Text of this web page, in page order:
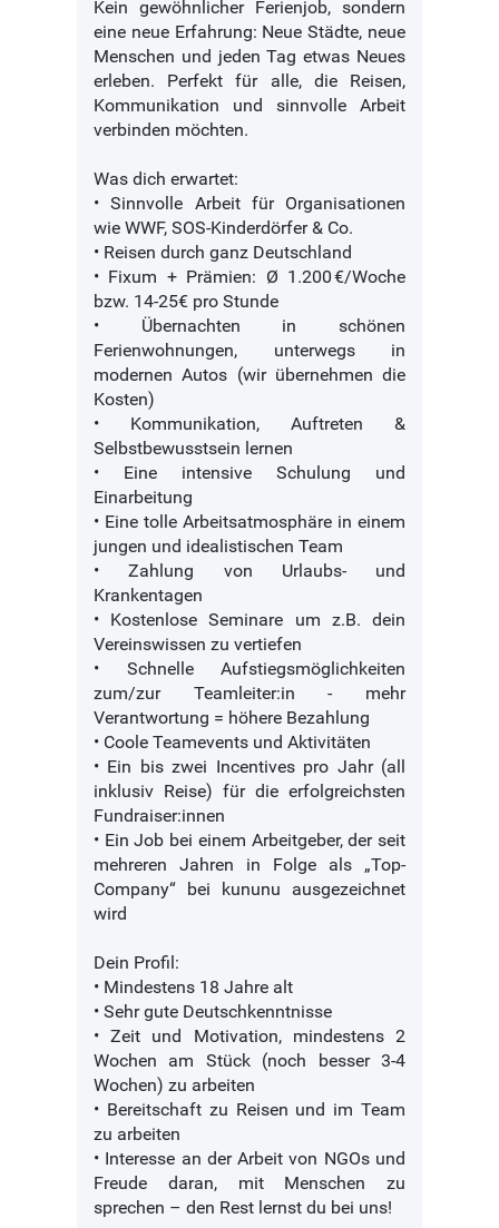
Kein gewöhnlicher Ferienjob, sondern
eine neue Erfahrung: Neue Städte, neue
Menschen und jeden Tag etwas Neues
erleben. Perfekt für alle, die Reisen,
Kommunikation und sinnvolle Arbeit
verbinden möchten.
Was dich erwartet:
• Sinnvolle Arbeit für Organisationen
wie WWF, SOS-Kinderdörfer & Co.
• Reisen durch ganz Deutschland
• Fixum + Prämien: Ø 1.200 €/Woche
bzw. 14-25€ pro Stunde
• Übernachten in schönen
Ferienwohnungen, unterwegs in
modernen Autos (wir übernehmen die
Kosten)
• Kommunikation, Auftreten &
Selbstbewusstsein lernen
• Eine intensive Schulung und
Einarbeitung
• Eine tolle Arbeitsatmosphäre in einem
jungen und idealistischen Team
• Zahlung von Urlaubs- und
Krankentagen
• Kostenlose Seminare um z.B. dein
Vereinswissen zu vertiefen
• Schnelle Aufstiegsmöglichkeiten
zum/zur Teamleiter:in - mehr
Verantwortung = höhere Bezahlung
• Coole Teamevents und Aktivitäten
• Ein bis zwei Incentives pro Jahr (all
inklusiv Reise) für die erfolgreichsten
Fundraiser:innen
• Ein Job bei einem Arbeitgeber, der seit
mehreren Jahren in Folge als „Top-
Company“ bei kununu ausgezeichnet
wird
Dein Profil:
• Mindestens 18 Jahre alt
• Sehr gute Deutschkenntnisse
• Zeit und Motivation, mindestens 2
Wochen am Stück (noch besser 3-4
Wochen) zu arbeiten
• Bereitschaft zu Reisen und im Team
zu arbeiten
• Interesse an der Arbeit von NGOs und
Freude daran, mit Menschen zu
sprechen – den Rest lernst du bei uns!